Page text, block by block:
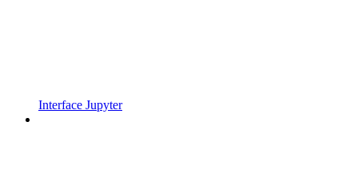
Interface Jupyter